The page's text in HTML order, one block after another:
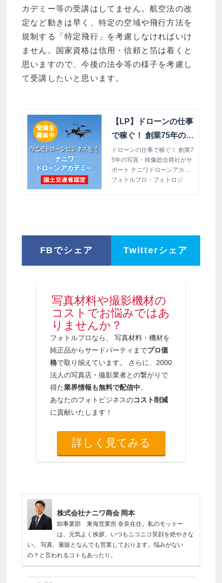
カデミー等の受講はしてません。航空法の改
定など動きは早く、特定の空域や飛行方法を
規制する「特定飛行」を考慮しなければいけ
ません。国家資格は信用・信頼と箔は着くと
思いますので、今後の法令等の様子を考慮し
て受講したいと思います。
【LP】ドローンの仕事
で稼ぐ！ 創業75年の写
真・映像総合商社がサ
ポート ナニワドローン
アカデミー開校
ドローンの仕事で稼ぐ！ 創業7
5年の写真・映像総合商社がサ
ポート ナニワドローンアカデ
ミー開校
フォトルプロ・フォトロジ
FBでシェア Twitterシェア
写真材料や撮影機材の
コストでお悩みではあ
りませんか？
フォトルプロなら、 写真材料・機材を
純正品からサードパーティまでプロ価
格で取り揃えています。 さらに、2000
法人の写真店・撮影業者との繋がりで
得た業界情報も無料で配信中。
あなたのフォトビジネスのコスト削減
に貢献いたします！
詳しく見てみる
株式会社ナニワ商会 岡本
卸事業部 東海営業所 奈良在住。私のモットー
は、元気よく挨拶。いつもニコニコ笑顔を絶やさな
い。 写真、量販となんでも営業しております。悩みがない
の？と言われるコトもあったり。